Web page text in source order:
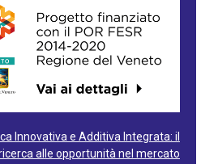
Innovativa e Additiva Integrata: il
alle opportunità nel mercato